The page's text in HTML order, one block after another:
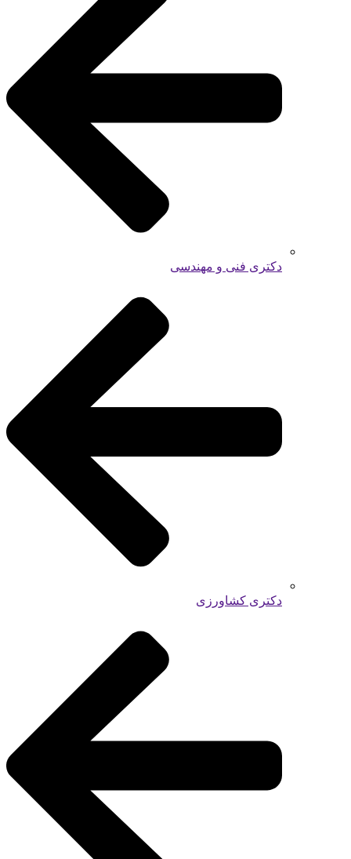
دکتری فنی و مهندسی
دکتری کشاورزی